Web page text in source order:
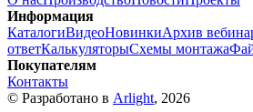
Информация
КаталогиВидеоНовинкиАрхив
ответКалькуляторыСхемы монтажа
Покупателям
Контакты
© Разработано в Arlight, 2026